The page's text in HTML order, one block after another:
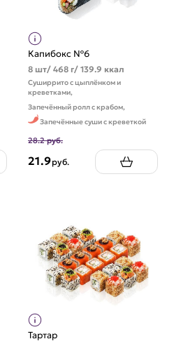
Капибокс №6
8 шт/ 468 г/ 139.9 ккал
Суширрито с цыплёнком и
креветками,
Запечённый ролл с крабом,
Запечённые суши с креветкой
28.2 руб.
21.9руб.
Тартар